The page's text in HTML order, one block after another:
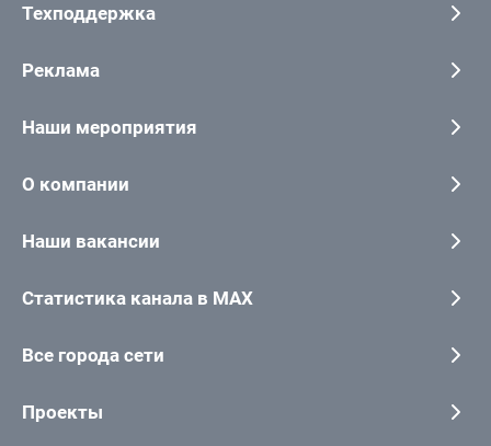
Техподдержка
Реклама
Наши мероприятия
О компании
Наши вакансии
Статистика канала в MAX
Все города сети
Проекты